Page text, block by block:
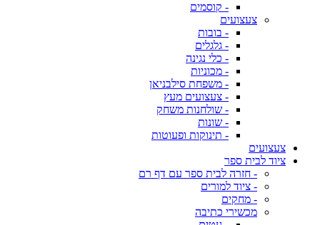
- קוסמים
צעצועים
- בובות
- גלגלים
- כלי נגינה
- מכוניות
- משפחת סילבניאן
- צעצועים מעץ
- שולחנות משחק
- שונות
- תינוקות ופעוטות
צעצועים
ציוד לבית ספר
- חזרה לבית ספר עם דף רם
- ציוד למורים
- מחקים
מכשירי כתיבה